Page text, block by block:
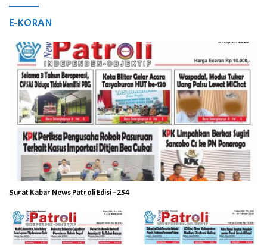
E-KORAN
Surat Kabar News Patroli Edisi – 254